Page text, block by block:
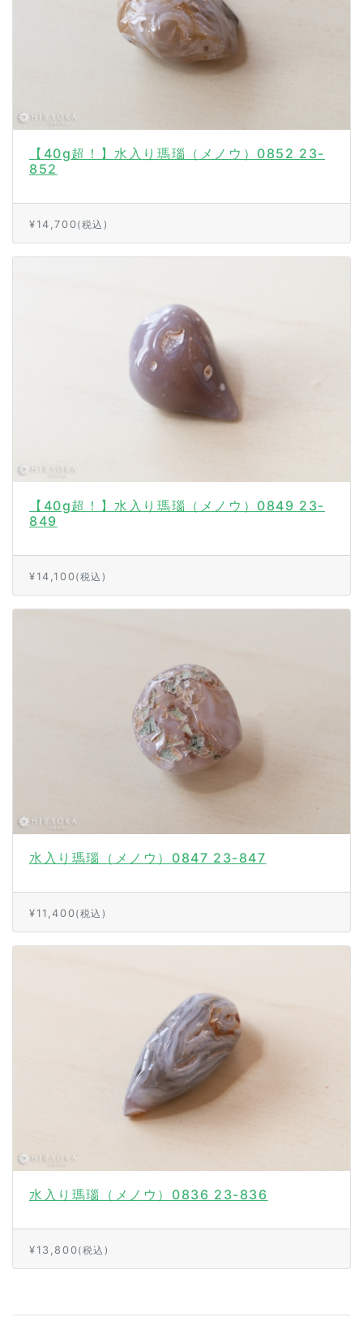
【40g超！】水入り瑪瑙（メノウ）0852 23-
852
¥14,700(税込)
【40g超！】水入り瑪瑙（メノウ）0849 23-
849
¥14,100(税込)
水入り瑪瑙（メノウ）0847 23-847
¥11,400(税込)
水入り瑪瑙（メノウ）0836 23-836
¥13,800(税込)